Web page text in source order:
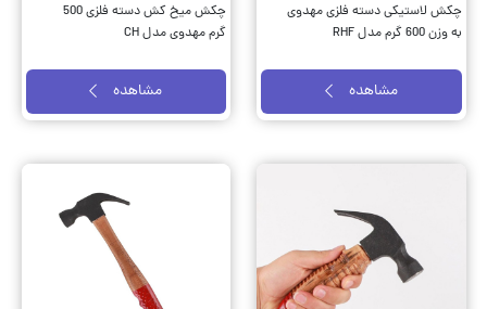
چکش لاستیکی دسته فلزی مهدوی
به وزن 600 گرم مدل RHF
مشاهده
چکش میخ کش دسته فلزی 500
گرم مهدوی مدل CH
مشاهده